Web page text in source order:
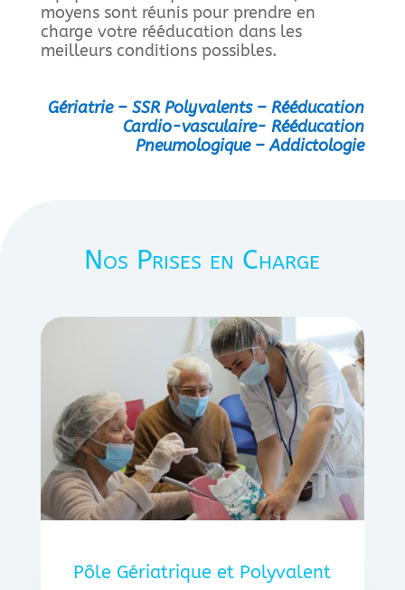
moyens sont réunis pour prendre en
charge votre rééducation dans les
meilleurs conditions possibles.
Gériatrie – SSR Polyvalents – Rééducation
Cardio-vasculaire-Rééducation
Pneumologique – Addictologie
Nos Prises en Charge
Pôle Gériatrique et Polyvalent